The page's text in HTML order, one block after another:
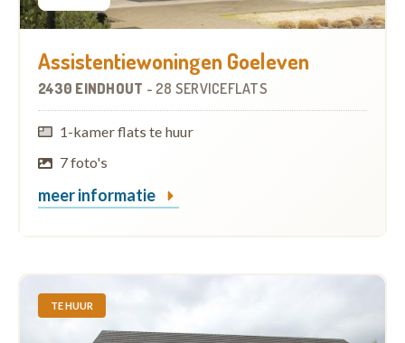
Assistentiewoningen Goeleven
2430 EINDHOUT - 28 SERVICEFLATS
1-kamer flats te huur
7 foto's
meer informatie
TE HUUR